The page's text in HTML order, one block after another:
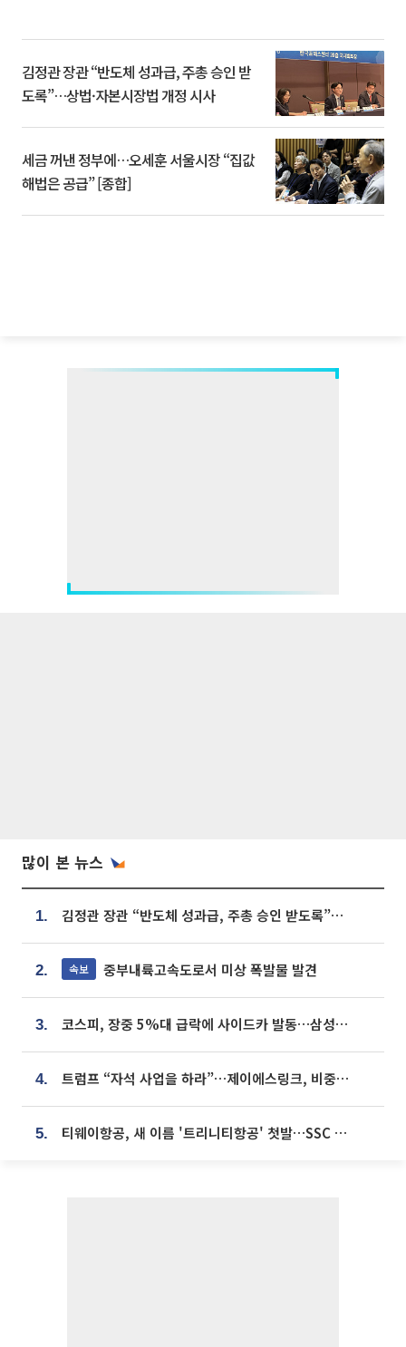
김정관 장관 “반도체 성과급, 주총 승인 받
도록”…상법·자본시장법 개정 시사
세금 꺼낸 정부에…오세훈 서울시장 “집값
해법은 공급” [종합]
많이 본 뉴스
1. 김정관 장관 “반도체 성과급, 주총 승인 받도록”…상법·자본시장법 개정 시사
2. 속보 중부내륙고속도로서 미상 폭발물 발견
3. 코스피, 장중 5%대 급락에 사이드카 발동…삼성·SK 동반 폭락
4. 트럼프 “자석 사업을 하라”…제이에스링크, 비중국 영구자석 공급망 구축 속도
5. 티웨이항공, 새 이름 '트리니티항공' 첫발…SSC 전략 본격화